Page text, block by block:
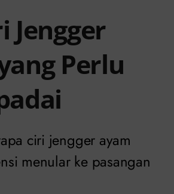
Jengger
Perlu
ciri jengger ayam
menular ke pasangan